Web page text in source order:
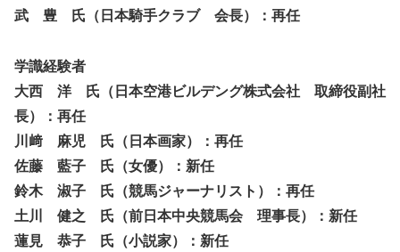
武 豊 氏（日本騎手クラブ 会長）：再任
学識経験者
大西 洋 氏（日本空港ビルデング株式会社 取締役副社
長）：再任
川﨑 麻児 氏（日本画家）：再任
佐藤 藍子 氏（女優）：新任
鈴木 淑子 氏（競馬ジャーナリスト）：再任
土川 健之 氏（前日本中央競馬会 理事長）：新任
蓮見 恭子 氏（小説家）：新任